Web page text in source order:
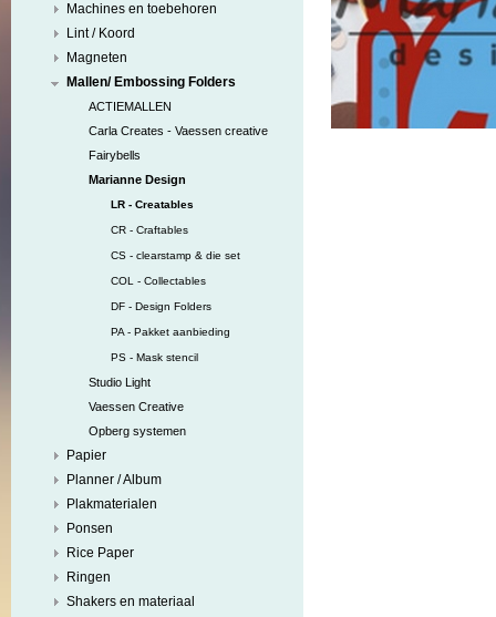
Machines en toebehoren
Lint / Koord
Magneten
Mallen/ Embossing Folders
ACTIEMALLEN
Carla Creates - Vaessen creative
Fairybells
Marianne Design
LR - Creatables
CR - Craftables
CS - clearstamp & die set
COL - Collectables
DF - Design Folders
PA - Pakket aanbieding
PS - Mask stencil
Studio Light
Vaessen Creative
Opberg systemen
Papier
Planner / Album
Plakmaterialen
Ponsen
Rice Paper
Ringen
Shakers en materiaal